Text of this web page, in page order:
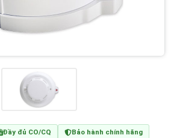
Đầy đủ CO/CQ Bảo hành chính hãng